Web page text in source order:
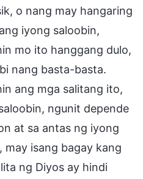
o nang may hangaring
iyong saloobin,
mo ito hanggang dulo,
nang basta-basta.
ang mga salitang ito,
ngunit depende
at sa antas ng iyong
may isang bagay kang
ng Diyos ay hindi